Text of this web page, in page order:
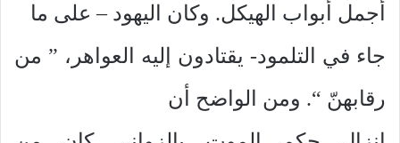
أجمل أبواب الهيكل. وكان اليهود – على ما
جاء في التلمود- يقتادون إليه العواهر، ” من
رقابهنّ “. ومن الواضح أن